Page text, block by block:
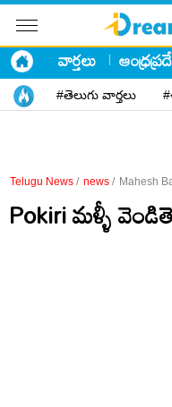
వార్తలు
#తెలుగు వార్తలు
Telugu News / news / Mahesh
Pokiri మళ్ళీ